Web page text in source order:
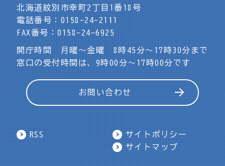
北海道紋別市幸町2丁目1番18号
電話番号：0158-24-2111
FAX番号：0158-24-6925
開庁時間 月曜～金曜 8時45分～17時30分まで
窓口の受付時間は、9時00分～17時00分です
お問い合わせ
RSS
サイトポリシー
サイトマップ